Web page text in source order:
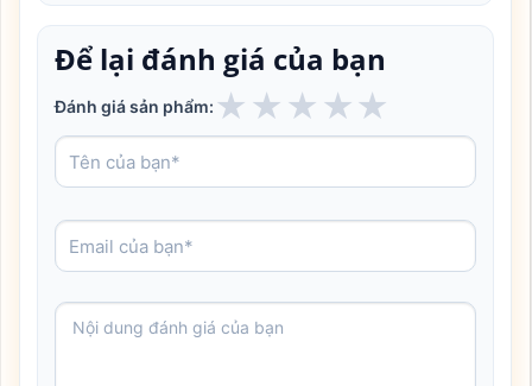
Để lại đánh giá của bạn
Đánh giá sản phẩm: ★ ★ ★ ★★